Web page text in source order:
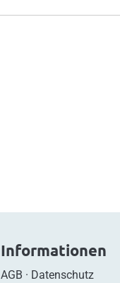
Informationen
AGB · Datenschutz